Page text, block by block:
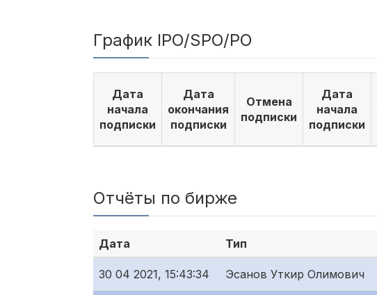
График IPO/SPO/PO
Дата
начала
подписки
Дата
окончания
подписки
Отмена
подписки
Дата
начала
подписки
Отчёты по бирже
Дата Тип
30 04 2021, 15:43:34 Эсанов Уткир Олимович